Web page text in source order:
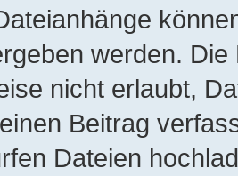
werden.
nicht erlaubt,
Beitrag
Dateien